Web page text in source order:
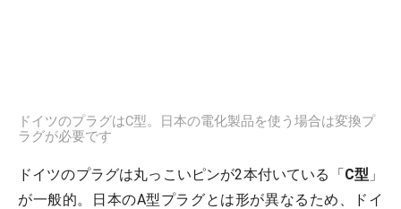
ドイツのプラグはC型。日本の電化製品を使う場合は変換プ
ラグが必要です
ドイツのプラグは丸っこいピンが2本付いている「C型 」
が一般的。日本のA型プラグとは形が異なるため、ドイ